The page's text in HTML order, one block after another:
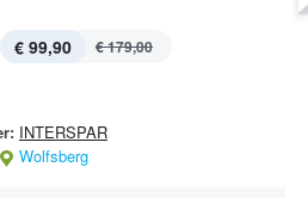
€ 99,90 € 179,00
INTERSPAR
Wolfsberg